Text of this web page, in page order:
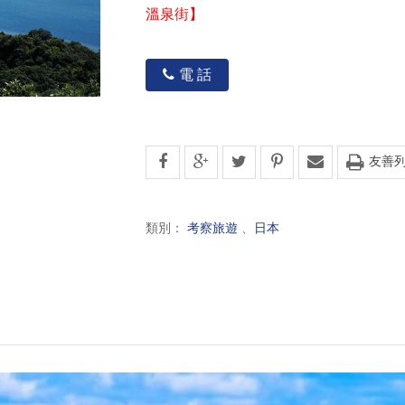
溫泉街】
電 話
友善
類別： 考察旅遊 日本